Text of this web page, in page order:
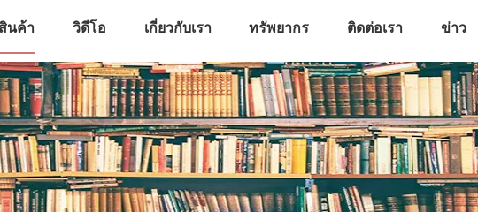
นค้า วิดีโอ เกี่ยวกับเรา ทรัพยากร ติดต่อเรา ข่าว